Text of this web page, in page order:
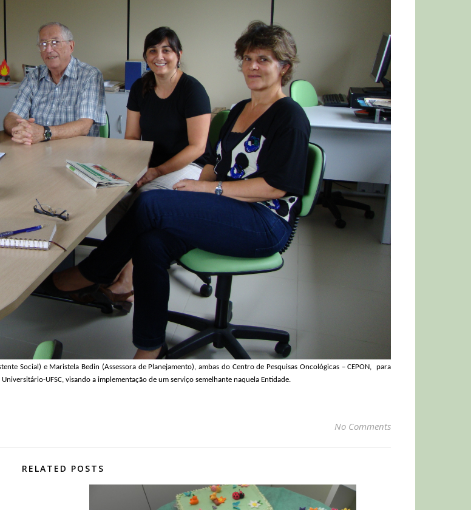
Social) e Maristela Bedin (Assessora de Planejamento), ambas do Centro de Pesquisas Oncológicas – CEPON,
para
UFSC, visando a implementação de um serviço semelhante naquela Entidade.
No Comments
RELATED POSTS